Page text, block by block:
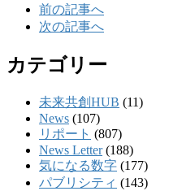
前の記事へ
次の記事へ
カテゴリー
未来共創HUB (11)
News (107)
リポート (807)
News Letter(188)
気になる数字 (177)
パブリシティ (143)